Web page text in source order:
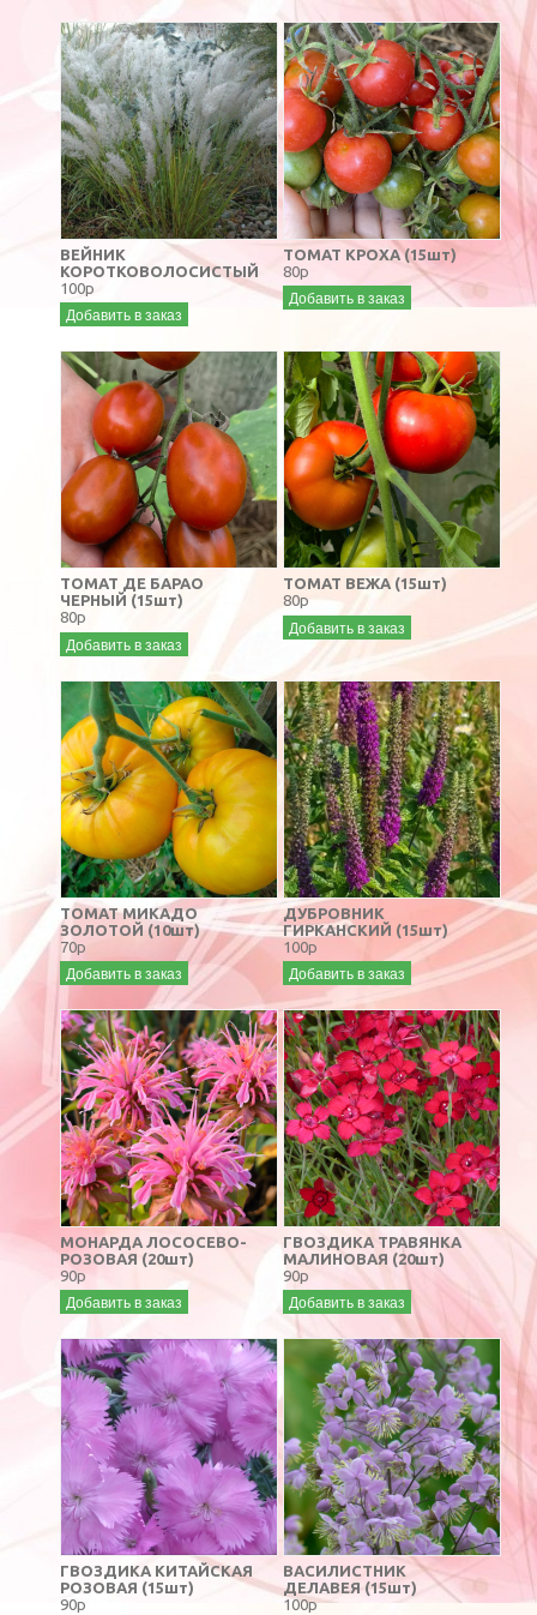
ВЕЙНИК
КОРОТКОВОЛОСИСТЫЙ
100р
Добавить в заказ
ТОМАТ КРОХА (15шт)
80р
Добавить в заказ
ТОМАТ ДЕ БАРАО
ЧЕРНЫЙ (15шт)
80р
Добавить в заказ
ТОМАТ ВЕЖА (15шт)
80р
Добавить в заказ
ТОМАТ МИКАДО
ЗОЛОТОЙ (10шт)
70р
Добавить в заказ
ДУБРОВНИК
ГИРКАНСКИЙ (15шт)
100р
Добавить в заказ
МОНАРДА ЛОСОСЕВО-
РОЗОВАЯ (20шт)
90р
Добавить в заказ
ГВОЗДИКА ТРАВЯНКА
МАЛИНОВАЯ (20шт)
90р
Добавить в заказ
ГВОЗДИКА КИТАЙСКАЯ
РОЗОВАЯ (15шт)
90р
ВАСИЛИСТНИК
ДЕЛАВЕЯ (15шт)
100р